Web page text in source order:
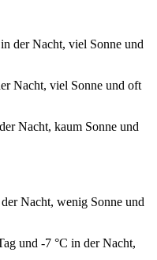
der Nacht, viel Sonne und
Nacht, viel Sonne und oft
Nacht, kaum Sonne und
Nacht, wenig Sonne und
und -7 °C in der Nacht,